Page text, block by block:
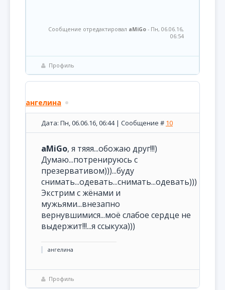
Сообщение отредактировал aMiGo - Пн, 06.06.16,
06:54
Профиль
ангелина
Дата: Пн, 06.06.16, 06:44 | Сообщение # 10
aMiGo, я тяяя...обожаю друг!!!)
Думаю...потренируюсь с
презервативом)))...буду
снимать...одевать...снимать...одевать)))
Экстрим с жёнами и
мужьями...внезапно
вернувшимися...моё слабое сердце не
выдержит!!!...я ссыкуха)))
ангелина
Профиль